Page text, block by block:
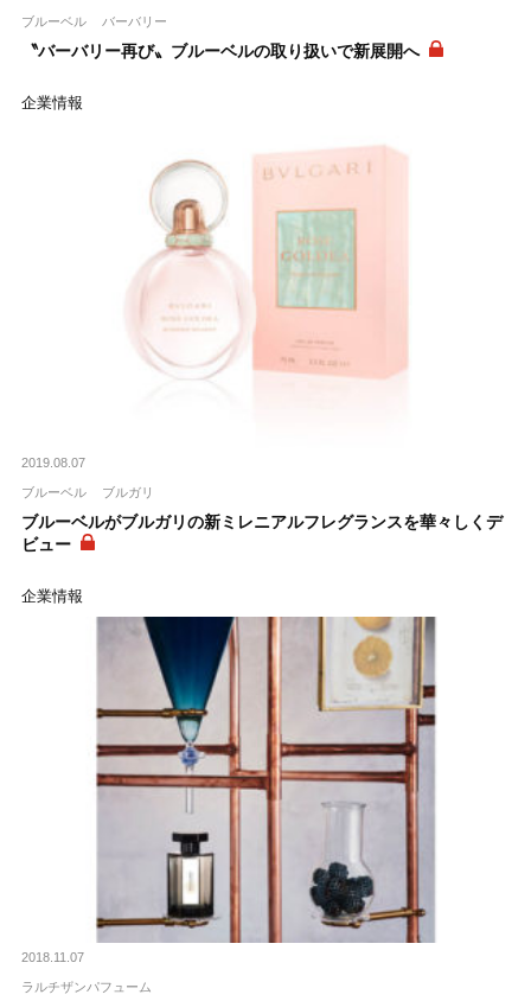
ブルーベル バーバリー
〝バーバリー再び〟ブルーベルの取り扱いで新展開へ
企業情報
2019.08.07
ブルーベル ブルガリ
ブルーベルがブルガリの新ミレニアルフレグランスを華々しくデ
ビュー
企業情報
2018.11.07
ラルチザンパフューム